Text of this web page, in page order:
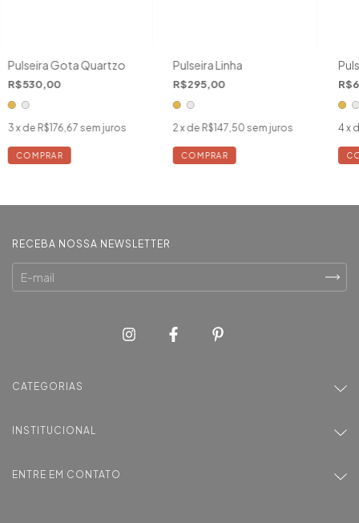
Pulseira Gota Quartzo
R$530,00
3x de R$176,67 sem juros
COMPRAR
Pulseira Linha
R$295,00
2x de R$147,50 sem juros
COMPRAR
4 x
RECEBA NOSSA NEWSLETTER
CATEGORIAS
INSTITUCIONAL
ENTRE EM CONTATO